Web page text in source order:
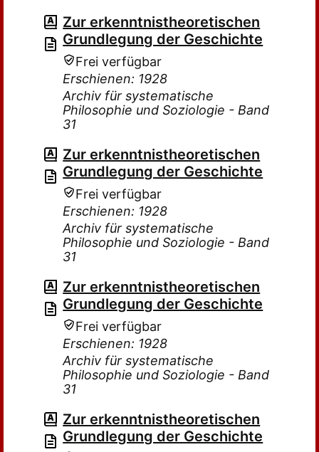
Zur erkenntnistheoretischen
Grundlegung der Geschichte
Frei verfügbar
Erschienen: 1928
Archiv für systematische
Philosophie und Soziologie - Band
31
Zur erkenntnistheoretischen
Grundlegung der Geschichte
Frei verfügbar
Erschienen: 1928
Archiv für systematische
Philosophie und Soziologie - Band
31
Zur erkenntnistheoretischen
Grundlegung der Geschichte
Frei verfügbar
Erschienen: 1928
Archiv für systematische
Philosophie und Soziologie - Band
31
Zur erkenntnistheoretischen
Grundlegung der Geschichte